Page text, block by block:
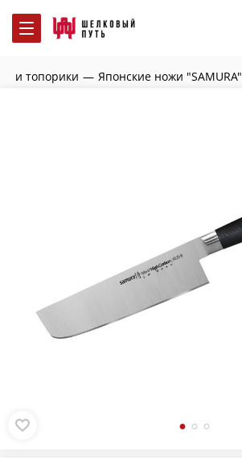
и топорики — Японские ножи "SAMURA"